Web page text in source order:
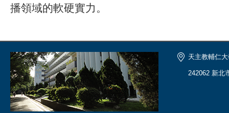
播領域的軟硬實力。
天主教輔仁
242062 新北